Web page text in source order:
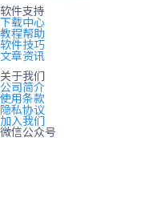
软件支持
下载中心
教程帮助
软件技巧
文章资讯
关于我们
公司简介
使用条款
隐私协议
加入我们
微信公众号